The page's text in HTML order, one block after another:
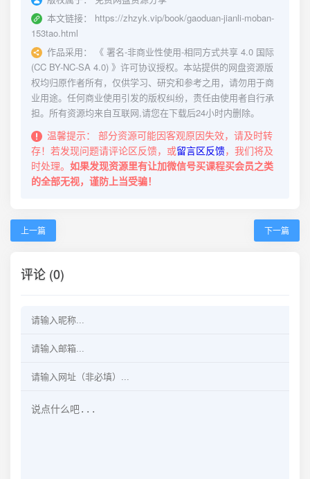
本文链接：
https://zhzyk.vip/book/gaoduan-jianli-moban-
153tao.html
作品采用：
《 署名-非商业性使用-相同方式共享 4.0 国际
(CC BY-NC-SA 4.0) 》许可协议授权。本站提供的网盘资源版
权均归原作者所有，仅供学习、研究和参考之用，请勿用于商
业用途。任何商业使用引发的版权纠纷，责任由使用者自行承
担。所有资源均来自互联网,请您在下载后24小时内删除。
温馨提示：
部分资源可能因客观原因失效，请及时转
存！若发现问题请评论区反馈，或留言区反馈，我们将及
时处理。 如果发现资源里有让加微信号买课程买会员之类
的全部无视，谨防上当受骗！
上一篇 下一篇
评论 (0)